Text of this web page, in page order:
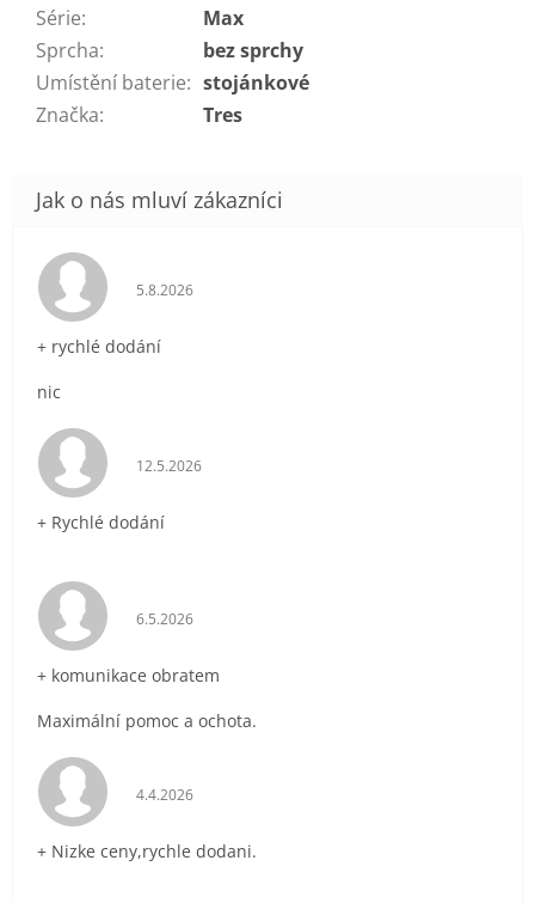
Série:
Max
Sprcha:
bez sprchy
Umístění baterie: stojánkové
Značka: Tres
Hodnocení obchodu je 5 z 5 hvězdiček.
5.8.2026
+ rychlé dodání
nic
Hodnocení obchodu je 5 z 5 hvězdiček.
12.5.2026
+ Rychlé dodání
Hodnocení obchodu je 5 z 5 hvězdiček.
6.5.2026
+ komunikace obratem
Maximální pomoc a ochota.
Hodnocení obchodu je 5 z 5 hvězdiček.
4.4.2026
+ Nizke ceny,rychle dodani.